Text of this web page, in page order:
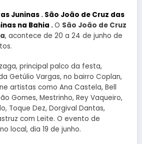
Juninas . São João de Cruz das
na Bahia .O São João de Cruz
, acontece de 20 a 24 de junho de
principal palco da festa,
Getúlio Vargas, no bairro Coplan,
artistas como Ana Castela, Bell
Gomes, Mestrinho, Rey Vaqueiro,
Toque Dez, Dorgival Dantas,
com Leite. O evento de
local, dia 19 de junho.